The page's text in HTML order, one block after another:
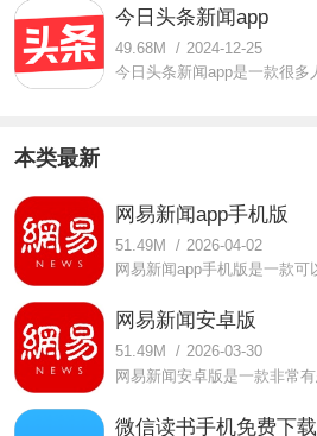
今日头条新闻app
49.68M / 2024-12-25
本类最新
网易新闻app手机版
51.49M / 2026-04-02
网易新闻安卓版
51.49M / 2026-03-30
微信读书手机免费下载